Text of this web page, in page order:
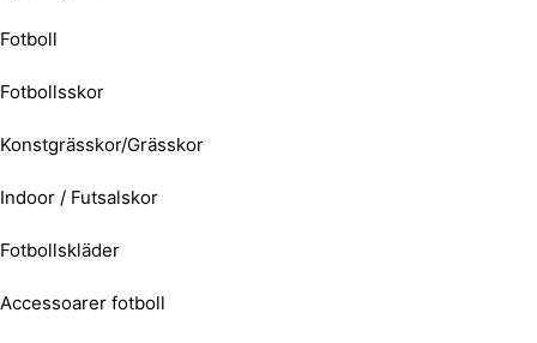
Fotboll
Fotbollsskor
Konstgrässkor/Grässkor
Indoor / Futsalskor
Fotbollskläder
Accessoarer fotboll